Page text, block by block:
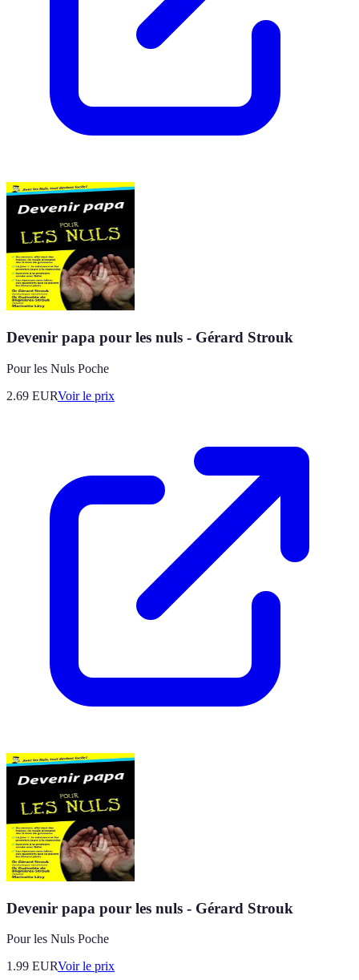
Devenir papa pour les nuls - Gérard Strouk
Pour les Nuls Poche
2.69 EURVoir le prix
Devenir papa pour les nuls - Gérard Strouk
Pour les Nuls Poche
1.99 EURVoir le prix